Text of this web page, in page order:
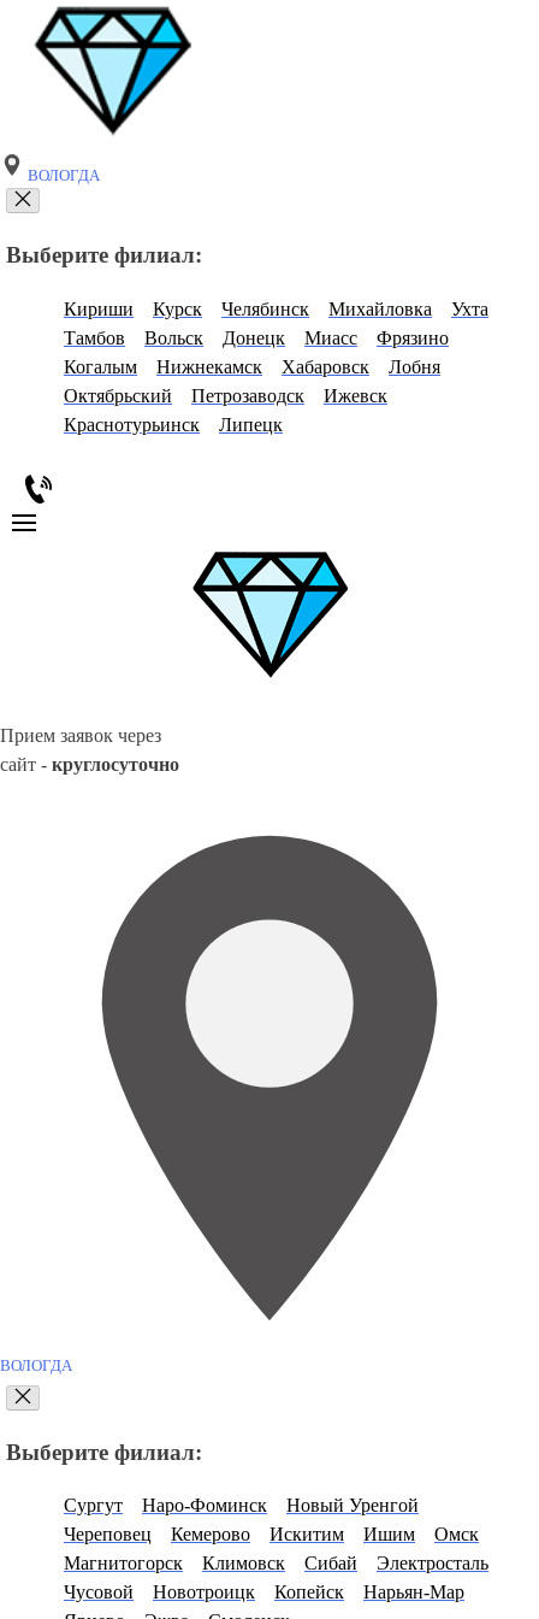
ВОЛОГДА
Выберите филиал:
Кириши Курск Челябинск Михайловка
Ухта
Тамбов
Вольск Донецк Миасс
Фрязино
Когалым
Нижнекамск Хабаровск
Лобня
Октябрьский
Петрозаводск
Ижевск
Краснотурьинск
Липецк
Прием заявок через
сайт - круглосуточно
ВОЛОГДА
Выберите филиал:
Сургут Наро-Фоминск
Новый Уренгой
Череповец
Кемерово Искитим Ишим
Омск
Магнитогорск
Климовск Сибай
Электросталь
Чусовой
Новотроицк Копейск
Нарьян-Мар